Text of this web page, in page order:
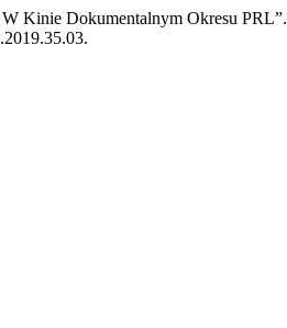
Kinie Dokumentalnym Okresu PRL”.